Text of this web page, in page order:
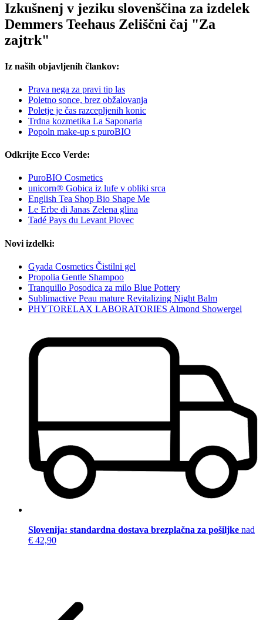
Izkušnenj v jeziku slovenščina za izdelek
Demmers Teehaus Zeliščni čaj "Za
zajtrk"
Iz naših objavljenih člankov:
Prava nega za pravi tip las
Poletno sonce, brez obžalovanja
Poletje je čas razcepljenih konic
Trdna kozmetika La Saponaria
Popoln make-up s puroBIO
Odkrijte Ecco Verde:
PuroBIO Cosmetics
unicorn® Gobica iz lufe v obliki srca
English Tea Shop Bio Shape Me
Le Erbe di Janas Zelena glina
Tadé Pays du Levant Plovec
Novi izdelki:
Gyada Cosmetics Čistilni gel
Propolia Gentle Shampoo
Tranquillo Posodica za milo Blue Pottery
Sublimactive Peau mature Revitalizing Night Balm
PHYTORELAX LABORATORIES Almond Showergel
Slovenija: standardna dostava brezplačna za pošiljke nad
€ 42,90